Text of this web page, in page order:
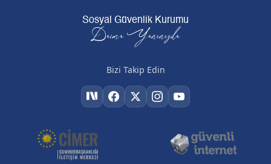
Sosyal Güvenlik Kurumu
Daima Yanınızda
Bizi Takip Edin